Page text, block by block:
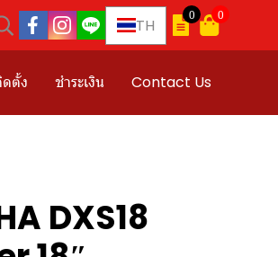
TH
0 0
ตั้ง ชำระเงิน Contact Us
DXS18